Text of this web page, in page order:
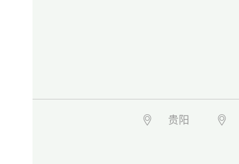
贵阳